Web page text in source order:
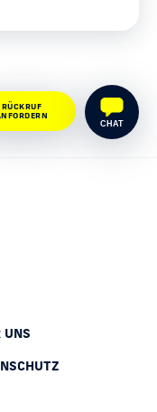
RÜCKRUF
CHAT
UNS